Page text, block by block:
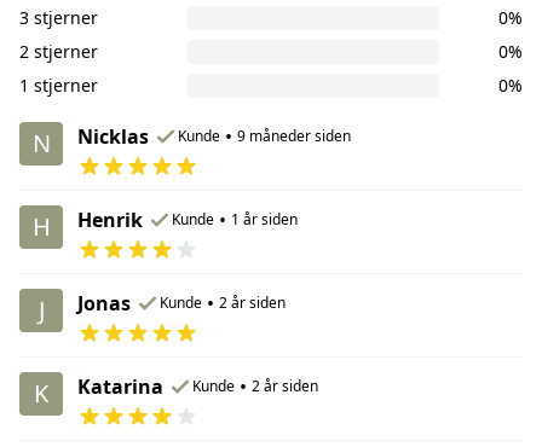
3 stjerner
0%
2 stjerner
0%
1 stjerner
0%
N Nicklas Kunde • 9 måneder siden
H Henrik Kunde • 1 år siden
J Jonas Kunde • 2 år siden
K Katarina Kunde • 2 år siden